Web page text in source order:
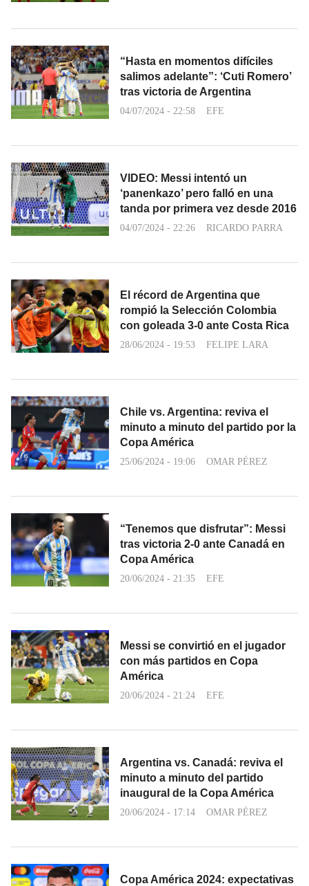
“Hasta en momentos difíciles
salimos adelante”: ‘Cuti Romero’
tras victoria de Argentina
04/07/2024 - 22:58 EFE
VIDEO: Messi intentó un
‘panenkazo’ pero falló en una
tanda por primera vez desde 2016
04/07/2024 - 22:26 RICARDO PARRA
El récord de Argentina que
rompió la Selección Colombia
con goleada 3-0 ante Costa Rica
28/06/2024 - 19:53 FELIPE LARA
Chile vs. Argentina: reviva el
minuto a minuto del partido por la
Copa América
25/06/2024 - 19:06 OMAR PÉREZ
“Tenemos que disfrutar”: Messi
tras victoria 2-0 ante Canadá en
Copa América
20/06/2024 - 21:35 EFE
Messi se convirtió en el jugador
con más partidos en Copa
América
20/06/2024 - 21:24 EFE
Argentina vs. Canadá: reviva el
minuto a minuto del partido
inaugural de la Copa América
20/06/2024 - 17:14 OMAR PÉREZ
Copa América 2024: expectativas